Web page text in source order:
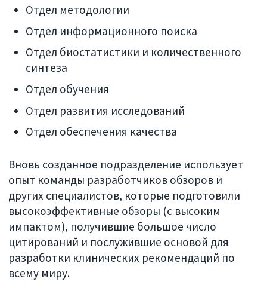
Отдел методологии
Отдел информационного поиска
Отдел биостатистики и количественного
синтеза
Отдел обучения
Отдел развития исследований
Отдел обеспечения качества
Вновь созданное подразделение использует
опыт команды разработчиков обзоров и
других специалистов, которые подготовили
высокоэффективные обзоры (с высоким
импактом), получившие большое число
цитирований и послужившие основой для
разработки клинических рекомендаций по
всему миру.